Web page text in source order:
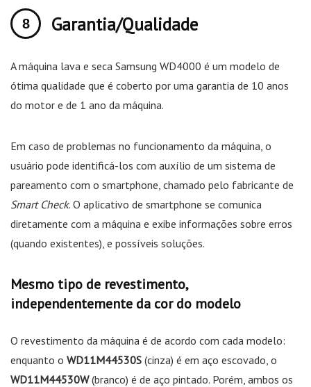
Garantia/Qualidade
A máquina lava e seca Samsung WD4000 é um modelo de
ótima qualidade que é coberto por uma garantia de 10 anos
do motor e de 1 ano da máquina.
Em caso de problemas no funcionamento da máquina, o
usuário pode identificá-los com auxílio de um sistema de
pareamento com o smartphone, chamado pelo fabricante de
Smart Check. O aplicativo de smartphone se comunica
diretamente com a máquina e exibe informações sobre erros
(quando existentes), e possíveis soluções.
Mesmo tipo de revestimento,
independentemente da cor do modelo
O revestimento da máquina é de acordo com cada modelo:
enquanto o WD11M44530S (cinza) é em aço escovado, o
WD11M44530W(branco) é de aço pintado. Porém, ambos os